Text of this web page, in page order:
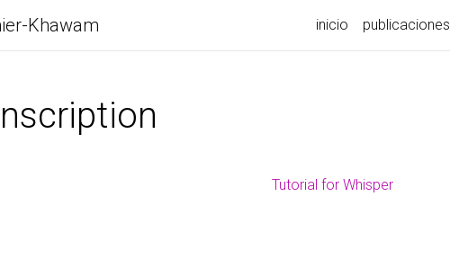
Khawam inicio publicaciones
Tutorial for Whisper